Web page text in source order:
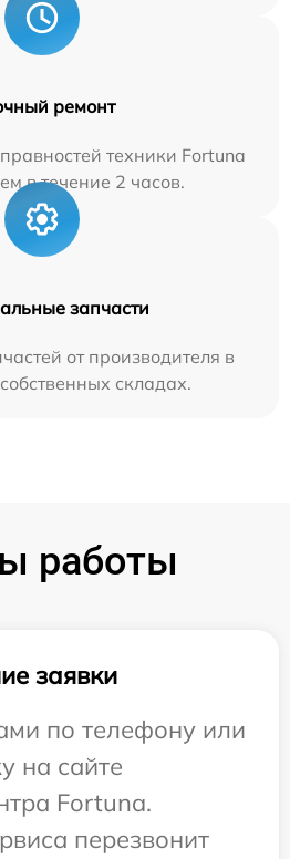
ремонт
техники Fortuna
в течение 2 часов.
запчасти
от производителя в
складах.
работы
заявки
по телефону или
на сайте
Fortuna.
перезвонит